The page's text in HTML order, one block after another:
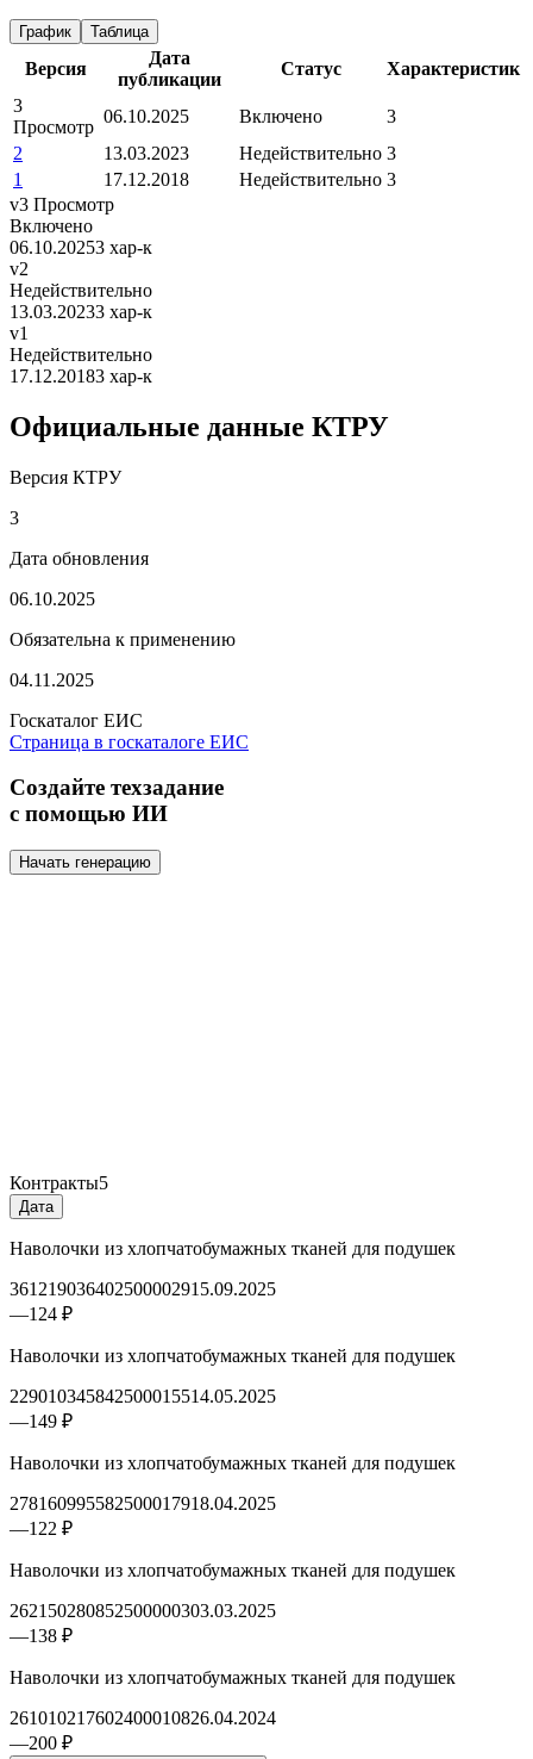
График Таблица
Версия
Дата
публикации
Статус
Характеристик
3
Просмотр
06.10.2025 Включено
3
2
13.03.2023 Недействительно 3
1
17.12.2018 Недействительно 3
v3 Просмотр
Включено
06.10.20253 хар-к
v2
Недействительно
13.03.20233 хар-к
v1
Недействительно
17.12.20183 хар-к
Официальные данные КТРУ
Версия КТРУ
3
Дата обновления
06.10.2025
Обязательна к применению
04.11.2025
Госкаталог ЕИС
Страница в госкаталоге ЕИС
Создайте техзадание
с помощью ИИ
Начать генерацию
Контракты5
Дата
Наволочки из хлопчатобумажных тканей для подушек
361219036402500002915.09.2025
—124 ₽
Наволочки из хлопчатобумажных тканей для подушек
229010345842500015514.05.2025
—149 ₽
Наволочки из хлопчатобумажных тканей для подушек
278160995582500017918.04.2025
—122 ₽
Наволочки из хлопчатобумажных тканей для подушек
262150280852500000303.03.2025
—138 ₽
Наволочки из хлопчатобумажных тканей для подушек
261010217602400010826.04.2024
—200 ₽